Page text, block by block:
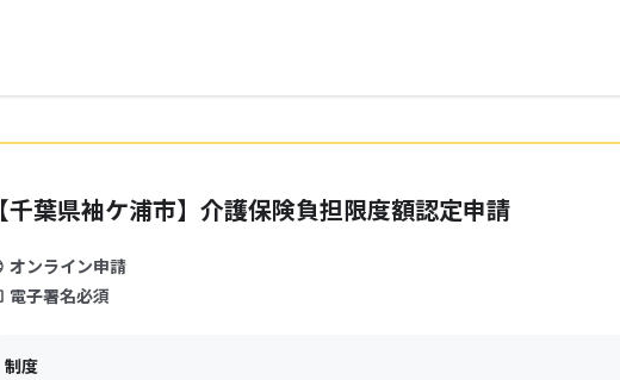
【千葉県袖ケ浦市】介護保険負担限度額認定申請
オンライン申請
電子署名必須
制度